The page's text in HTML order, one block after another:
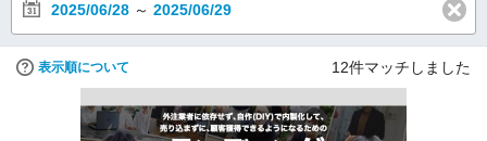
2025/06/28 ～ 2025/06/29
表示順について 12件マッチしました